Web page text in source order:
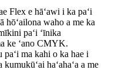
Flex e hāʻawi i ka paʻi
hōʻailona waho a me ka
paʻi ʻīnika
ke ʻano CMYK.
paʻi ma kahi o ka hae i
haʻahaʻa a me